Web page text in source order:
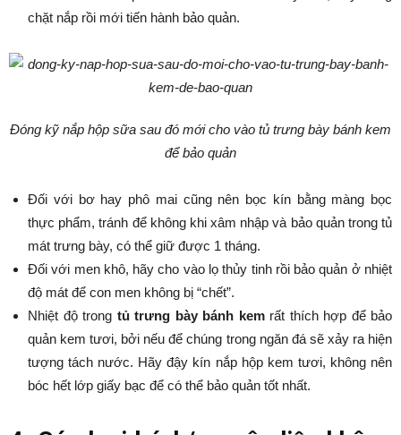
chặt nắp rồi mới tiến hành bảo quản.
Đóng kỹ nắp hộp sữa sau đó mới cho vào tủ trưng bày bánh kem
để bảo quản
Đối với bơ hay phô mai cũng nên bọc kín bằng màng bọc
thực phẩm, tránh để không khi xâm nhập và bảo quản trong tủ
mát trưng bày, có thể giữ được 1 tháng.
Đối với men khô, hãy cho vào lọ thủy tinh rồi bảo quản ở nhiệt
độ mát để con men không bị “chết”.
Nhiệt độ trong tủ trưng bày bánh kemrất thích hợp để bảo
quản kem tươi, bởi nếu để chúng trong ngăn đá sẽ xảy ra hiện
tượng tách nước. Hãy đậy kín nắp hộp kem tươi, không nên
bóc hết lớp giấy bạc để có thể bảo quản tốt nhất.